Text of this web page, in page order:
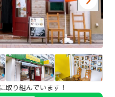
取り組んでいます！